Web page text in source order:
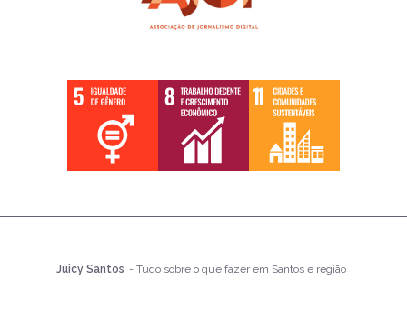
Juicy Santos - Tudo sobre o que fazer em Santos e região